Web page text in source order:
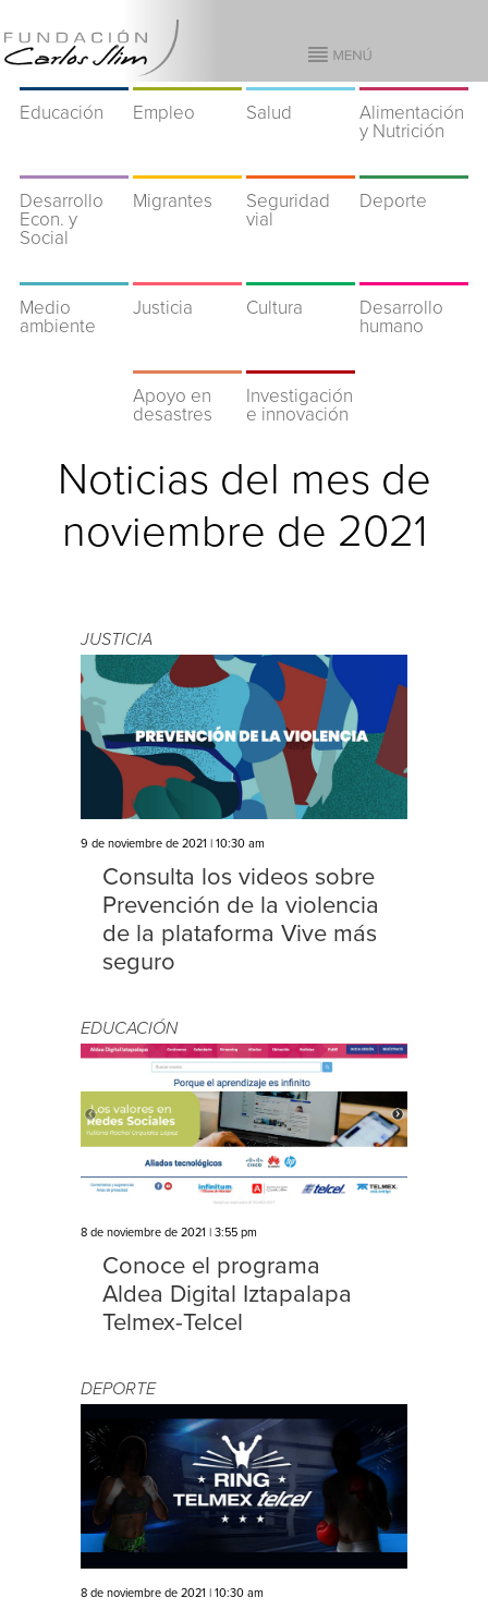
Educación Empleo Salud
Alimentación
y Nutrición
Desarrollo
Econ. y
Social
Migrantes
Seguridad
vial
Deporte
Medio
ambiente
Justicia Cultura
Desarrollo
humano
Apoyo en
desastres
Investigación
e innovación
Noticias del mes de
noviembre de 2021
JUSTICIA
9 de noviembre de 2021 | 10:30 am
Consulta los videos sobre
Prevención de la violencia
de la plataforma Vive más
seguro
EDUCACIÓN
8 de noviembre de 2021 | 3:55 pm
Conoce el programa
Aldea Digital Iztapalapa
Telmex-Telcel
DEPORTE
8 de noviembre de 2021 | 10:30 am